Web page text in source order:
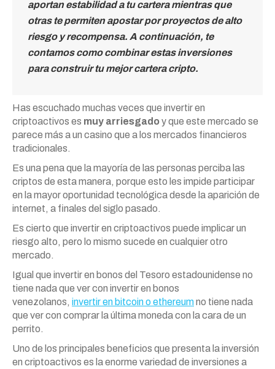
aportan estabilidad a tu cartera mientras que
otras te permiten apostar por proyectos de alto
riesgo y recompensa. A continuación, te
contamos como combinar estas inversiones
para construir tu mejor cartera cripto.
Has escuchado muchas veces que invertir en
criptoactivos es muy arriesgadoy que este mercado se
parece más a un casino que a los mercados financieros
tradicionales.
Es una pena que la mayoría de las personas perciba las
criptos de esta manera, porque esto les impide participar
en la mayor oportunidad tecnológica desde la aparición de
internet, a finales del siglo pasado.
Es cierto que invertir en criptoactivos puede implicar un
riesgo alto, pero lo mismo sucede en cualquier otro
mercado.
Igual que invertir en bonos del Tesoro estadounidense no
tiene nada que ver con invertir en bonos
venezolanos, invertir en bitcoin o ethereumno tiene nada
que ver con comprar la última moneda con la cara de un
perrito.
Uno de los principales beneficios que presenta la inversión
en criptoactivos es la enorme variedad de inversiones a